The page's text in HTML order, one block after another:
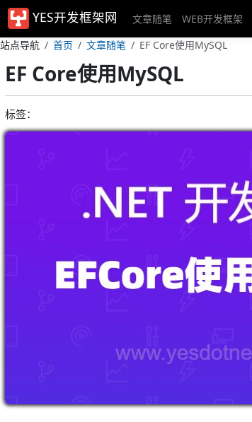
YES开发框架网 文章随笔 WEB开发框架
站点导航
首页 文章随笔 EF Core使用MySQL
EF Core使用MySQL
标签：